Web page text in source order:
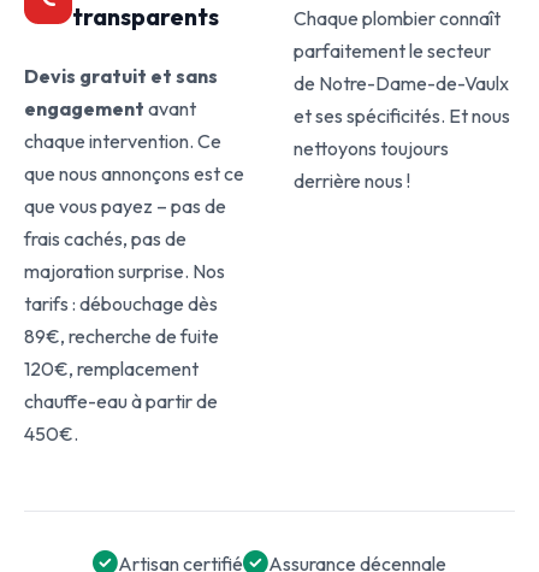
transparents
Devis gratuit et sans
engagement avant
chaque intervention. Ce
que nous annonçons est ce
que vous payez – pas de
frais cachés, pas de
majoration surprise. Nos
tarifs : débouchage dès
89€, recherche de fuite
120€, remplacement
chauffe-eau à partir de
450€.
Chaque plombier connaît
parfaitement le secteur
de Notre-Dame-de-Vaulx
et ses spécificités. Et nous
nettoyons toujours
derrière nous !
Artisan certifié
Assurance décennale